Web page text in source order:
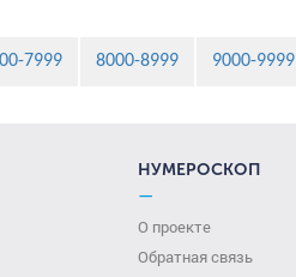
7999 8000-8999 9000-9999
НУМЕРОСКОП
—
О проекте
Обратная связь